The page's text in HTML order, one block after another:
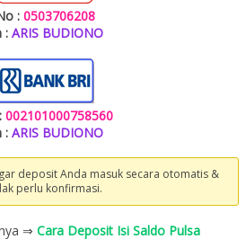
: 0503706208
: ARIS BUDIONO
002101000758560
: ARIS BUDIONO
deposit Anda masuk secara otomatis &
perlu konfirmasi.
⇒ Cara Deposit Isi Saldo Pulsa